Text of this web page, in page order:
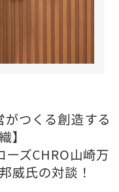
つくる創造する
】
ーズCHRO山崎万
威氏の対談！